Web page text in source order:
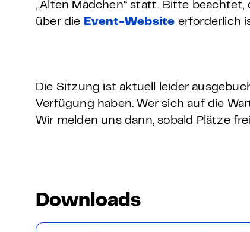
„Alten Mädchen“ statt. Bitte
über die Event-Website erforderlich
Die Sitzung ist aktuell leider
Verfügung haben. Wer sich auf die
Wir melden uns dann, sobald Plätze
Downloads